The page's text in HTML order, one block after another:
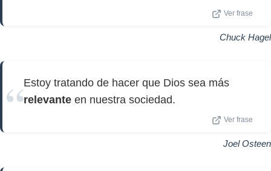
Ver frase
Chuck Hagel
Estoy tratando de hacer que Dios sea más
relevante en nuestra sociedad.
Ver frase
Joel Osteen